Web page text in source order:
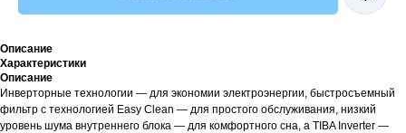
Описание
Характеристики
Описание
Инверторные технологии — для экономии электроэнергии, быстросъемный
фильтр с технологией Easy Clean — для простого обслуживания, низкий
уровень шума внутреннего блока — для комфортного сна, а TIBA Inverter —